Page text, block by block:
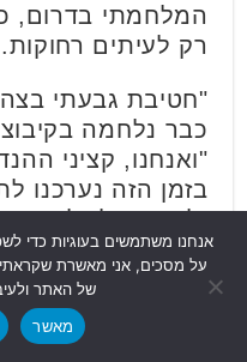
המלחמתי בדרום,
רק לעיתים רחוקות.
כבר נלחמה
"ואנחנו, קציני
בזמן הזה נערכנו
ולהיערך לשלב
את התפקיד שלנו,
ההמשך. בעיקרון,
חטיבת חי"ר שיש
שלה. הכוחות
אנחנו משתמשים בעוגיות כדי
על מסכים, אני מאשרת
של האתר
מאשר